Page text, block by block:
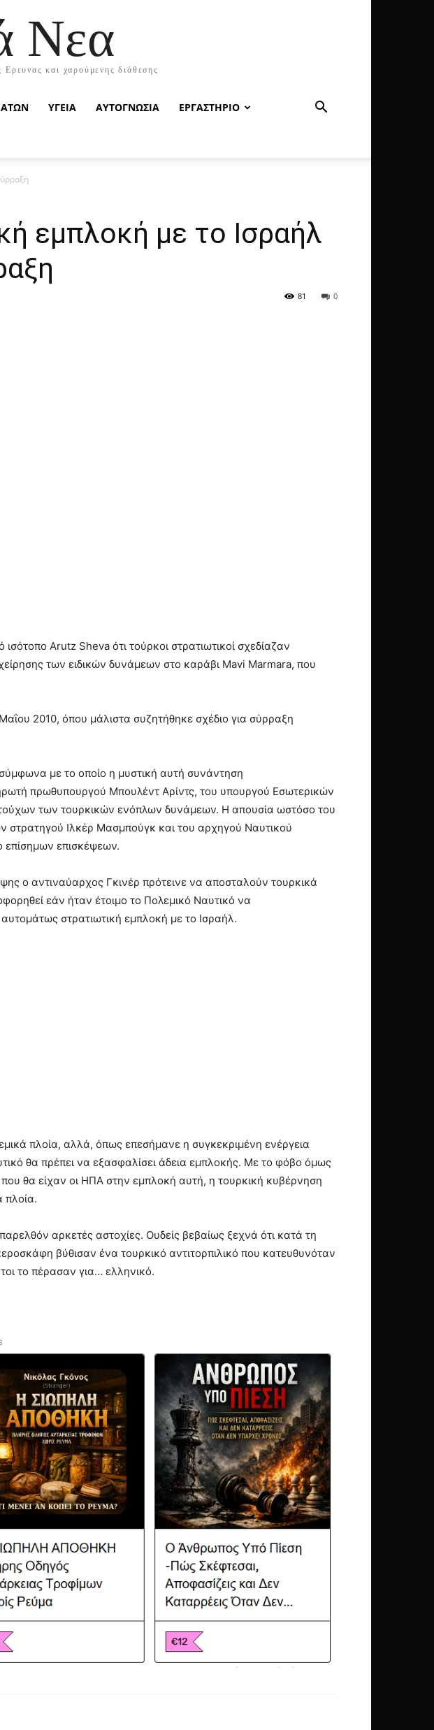
Νεα
και χαρούμενης διάθεσης
ΥΓΕΙΑ ΑΥΤΟΓΝΩΣΙΑ ΕΡΓΑΣΤΗΡΙΟ
εμπλοκή με το Ισραήλ
0
81
Arutz Sheva ότι τούρκοι στρατιωτικοί σχεδίαζαν
των ειδικών δυνάμεων στο καράβι Mavi Marmara, που
2010, όπου μάλιστα συζητήθηκε σχέδιο για σύρραξη
με το οποίο η μυστική αυτή συνάντηση
πρωθυπουργού Μπουλέντ Αρίντς, του υπουργού Εσωτερικών
των τουρκικών ενόπλων δυνάμεων. Η απουσία ωστόσο του
Ιλκέρ Μασμπούγκ και του αρχηγού Ναυτικού
επίσημων επισκέψεων.
ο αντιναύαρχος Γκινέρ πρότεινε να αποσταλούν τουρκικά
εάν ήταν έτοιμο το Πολεμικό Ναυτικό να
στρατιωτική εμπλοκή με το Ισραήλ.
πλοία, αλλά, όπως επεσήμανε η συγκεκριμένη ενέργεια
θα πρέπει να εξασφαλίσει άδεια εμπλοκής. Με το φόβο όμως
θα είχαν οι ΗΠΑ στην εμπλοκή αυτή, η τουρκική κυβέρνηση
πλοία.
αρκετές αστοχίες. Ουδείς βεβαίως ξεχνά ότι κατά τη
βύθισαν ένα τουρκικό αντιτορπιλικό που κατευθυνόταν
το πέρασαν για… ελληνικό.